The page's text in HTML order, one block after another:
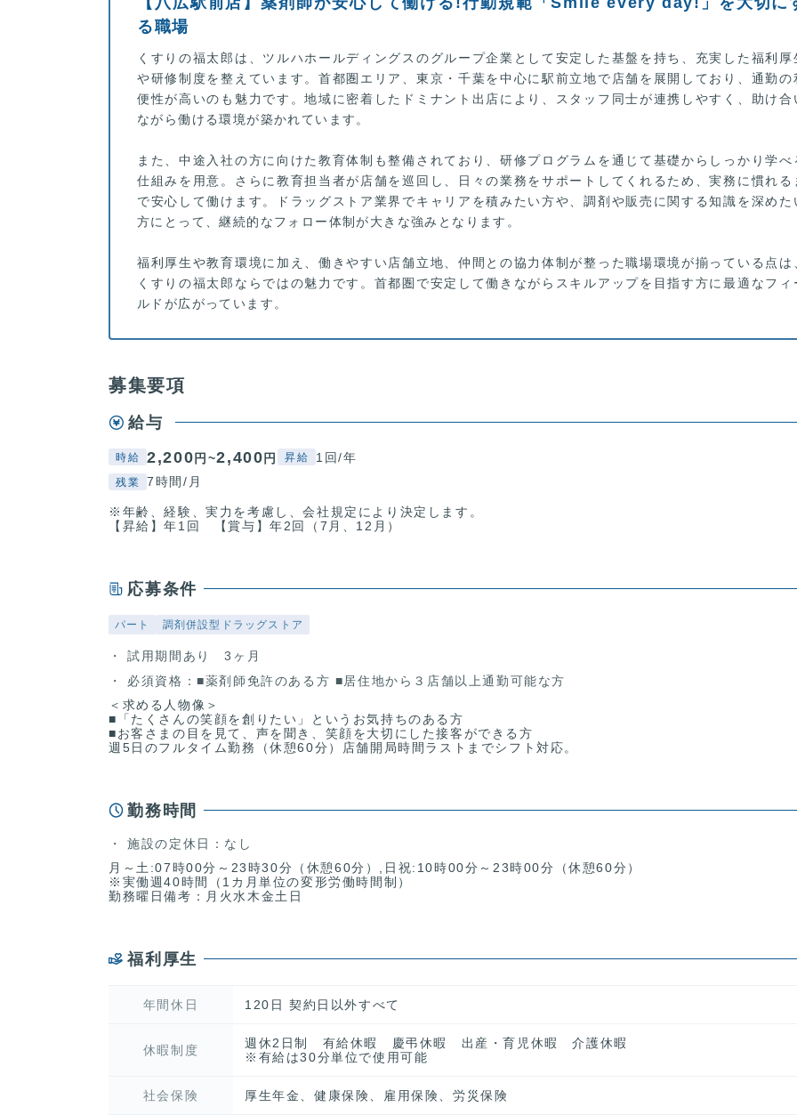
る職場
くすりの福太郎は、ツルハホールディングスのグループ企業として安定した基盤を持ち、充実した福利厚
や研修制度を整えています。首都圏エリア、東京・千葉を中心に駅前立地で店舗を展開しており、通勤の
便性が高いのも魅力です。地域に密着したドミナント出店により、スタッフ同士が連携しやすく、助け合
ながら働ける環境が築かれています。
また、中途入社の方に向けた教育体制も整備されており、研修プログラムを通じて基礎からしっかり学べ
仕組みを用意。さらに教育担当者が店舗を巡回し、日々の業務をサポートしてくれるため、実務に慣れる
で安心して働けます。ドラッグストア業界でキャリアを積みたい方や、調剤や販売に関する知識を深めた
方にとって、継続的なフォロー体制が大きな強みとなります。
福利厚生や教育環境に加え、働きやすい店舗立地、仲間との協力体制が整った職場環境が揃っている点は
くすりの福太郎ならではの魅力です。首都圏で安定して働きながらスキルアップを目指す方に最適なフィ
ルドが広がっています。
募集要項
給与
時給 2,200 円~2,400 円 昇給 1回/年
残業 7時間/月
※年齢、経験、実力を考慮し、会社規定により決定します。
【昇給】年1回 【賞与】年2回（7月、12月）
応募条件
パート 調剤併設型ドラッグストア
試用期間あり 3ヶ月
必須資格：■薬剤師免許のある方 ■居住地から３店舗以上通勤可能な方
＜求める人物像＞
■「たくさんの笑顔を創りたい」というお気持ちのある方
■お客さまの目を見て、声を聞き、笑顔を大切にした接客ができる方
週5日のフルタイム勤務（休憩60分）店舗開局時間ラストまでシフト対応。
勤務時間
施設の定休日：なし
月～土:07時00分～23時30分（休憩60分）,日祝:10時00分～23時00分（休憩60分）
※実働週40時間（1カ月単位の変形労働時間制）
勤務曜日備考：月火水木金土日
福利厚生
年間休日 120日 契約日以外すべて
休暇制度
週休2日制 有給休暇 慶弔休暇 出産・育児休暇 介護休暇
※有給は30分単位で使用可能
社会保険 厚生年金、健康保険、雇用保険、労災保険